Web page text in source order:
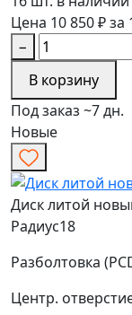
Цена 10 850 ₽ за
−
В корзину
Под заказ ~7 дн.
Новые
Диск литой
Радиус18
Разболтовка
Центр.